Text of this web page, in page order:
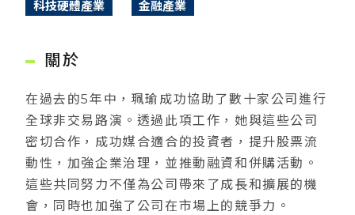
科技硬體產業 金融產業
關於
在過去的5年中，珮瑜成功協助了數十家公司進行
全球非交易路演。透過此項工作，她與這些公司
密切合作，成功媒合適合的投資者，提升股票流
動性，加強企業治理，並推動融資和併購活動。
這些共同努力不僅為公司帶來了成長和擴展的機
會，同時也加強了公司在市場上的競爭力。